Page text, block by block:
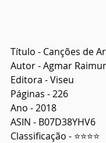
Título - Canções de
Autor - Agmar
Editora - Viseu
Páginas - 226
Ano - 2018
ASIN - B07D38YHV6
Classificação - ⭐⭐⭐⭐